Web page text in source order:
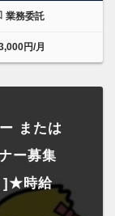
業務委託
円/月
または
ー募集
]★時給